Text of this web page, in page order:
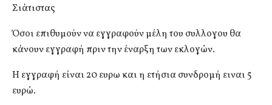
Σιάτιστας
Όσοι επιθυμούν να εγγραφούν μέλη του συλλογου θα
κάνουν εγγραφή πριν την έναρξη των εκλογών.
Η εγγραφή είναι 20 ευρω και η ετήσια συνδρομή ειναι 5
ευρώ.